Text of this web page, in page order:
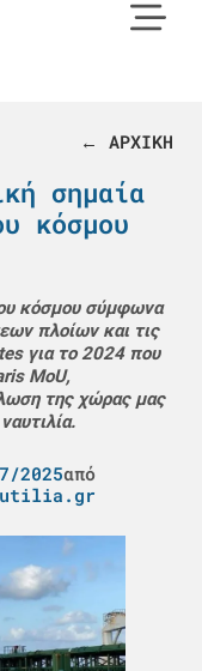
← ΑΡΧΙΚΗ
σημαία
κόσμου
κόσμου σύμφωνα
πλοίων και τις
για το 2024 που
MoU,
της χώρας μας
2025από